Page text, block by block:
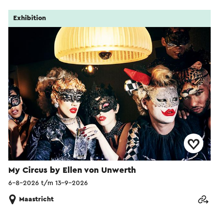
My Circus by Ellen von Unwerth
Exhibition
6-8-2026 t/m 13-9-2026
Maastricht